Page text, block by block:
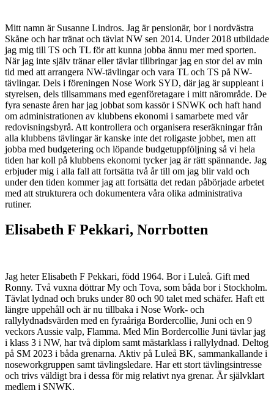
Mitt namn är Susanne Lindros. Jag är pensionär, bor i nordvästra
Skåne och har tränat och tävlat NW sen 2014. Under 2018 utbildade
jag mig till TS och TL för att kunna jobba ännu mer med sporten.
När jag inte själv tränar eller tävlar tillbringar jag en stor del av min
tid med att arrangera NW-tävlingar och vara TL och TS på NW-
tävlingar. Dels i föreningen Nose Work SYD, där jag är suppleant i
styrelsen, dels tillsammans med egenföretagare i mitt närområde. De
fyra senaste åren har jag jobbat som kassör i SNWK och haft hand
om administrationen av klubbens ekonomi i samarbete med vår
redovisningsbyrå. Att kontrollera och organisera reseräkningar från
alla klubbens tävlingar är kanske inte det roligaste jobbet, men att
jobba med budgetering och löpande budgetuppföljning så vi hela
tiden har koll på klubbens ekonomi tycker jag är rätt spännande. Jag
erbjuder mig i alla fall att fortsätta två år till om jag blir vald och
under den tiden kommer jag att fortsätta det redan påbörjade arbetet
med att strukturera och dokumentera våra olika administrativa
rutiner.
Elisabeth F Pekkari, Norrbotten
Jag heter Elisabeth F Pekkari, född 1964. Bor i Luleå. Gift med
Ronny. Två vuxna döttrar My och Tova, som båda bor i Stockholm.
Tävlat lydnad och bruks under 80 och 90 talet med schäfer. Haft ett
längre uppehåll och är nu tillbaka i Nose Work- och
rallylydnadsvärden med en fyraåriga Bordercollie, Juni och en 9
veckors Aussie valp, Flamma. Med Min Bordercollie Juni tävlar jag
i klass 3 i NW, har två diplom samt mästarklass i rallylydnad. Deltog
på SM 2023 i båda grenarna. Aktiv på Luleå BK, sammankallande i
noseworkgruppen samt tävlingsledare. Har ett stort tävlingsintresse
och trivs väldigt bra i dessa för mig relativt nya grenar. Är självklart
medlem i SNWK.